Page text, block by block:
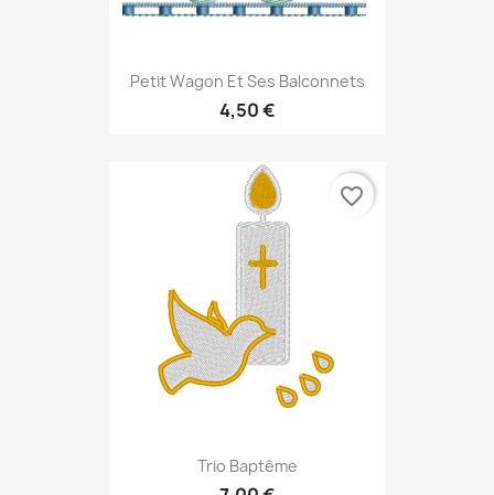
Petit Wagon Et Ses Balconnets
4,50 €
Trio Baptême
favorite_border